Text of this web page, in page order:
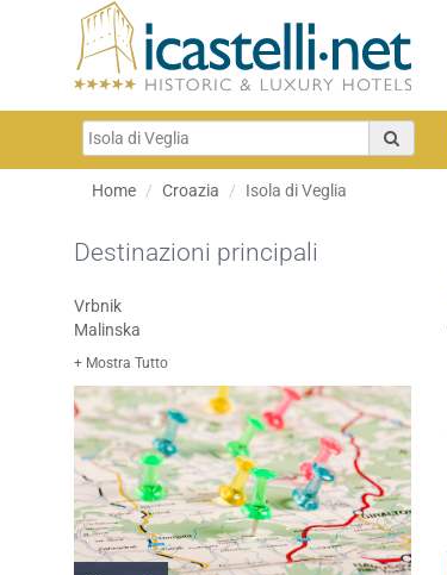
Home Croazia Isola di Veglia
Destinazioni principali
Vrbnik
Malinska
+ Mostra Tutto